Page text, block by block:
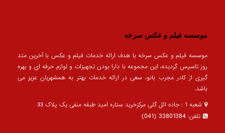
موسسه فیلم و عکس سرخه
موسسه فیلم و عکس سرخه با هدف ارائه خدمات فیلم و عکس با آخرین متد
روز تاسیس گردیده، این مجموعه با دارا بودن تجهیزات و لوازم حرفه ای و بهره
گیری از کادر مجرب بانو، سعی در ارائه خدمات بهتر به همشهریان عزیز می
باشد.
شعبه 1 : جاده ائل گلی مرکزخرید ستاره امید طبقه منفی یک پلاک 33
تلفن: 33801384 (041)